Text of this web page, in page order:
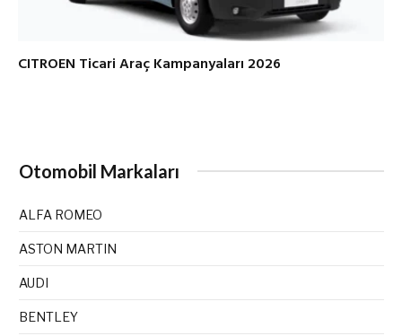
CITROEN Ticari Araç Kampanyaları 2026
Otomobil Markaları
ALFA ROMEO
ASTON MARTIN
AUDI
BENTLEY